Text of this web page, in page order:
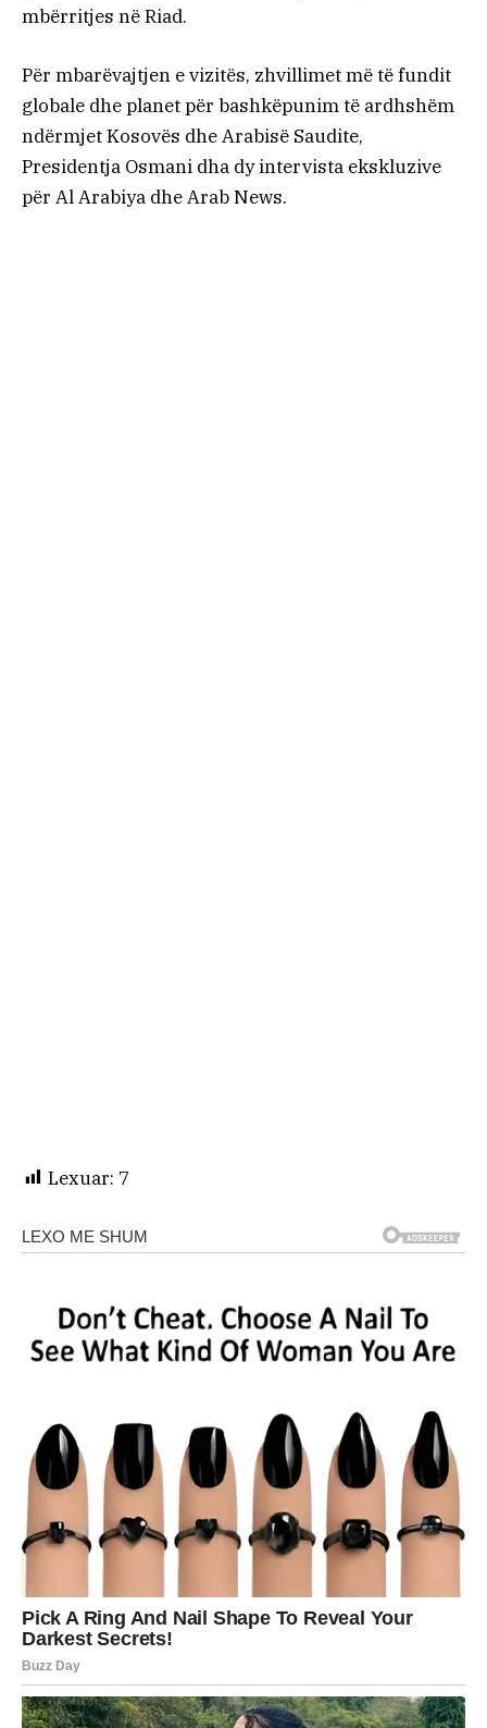
mbërritjes në Riad.
Për mbarëvajtjen e vizitës, zhvillimet më të fundit
globale dhe planet për bashkëpunim të ardhshëm
ndërmjet Kosovës dhe Arabisë Saudite,
Presidentja Osmani dha dy intervista ekskluzive
për Al Arabiya dhe Arab News.
Lexuar: 7